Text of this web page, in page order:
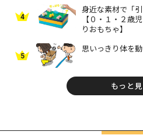
4
身近な素材で「
【０・１・２歳
りおもちゃ】
5
思いっきり体を
もっと